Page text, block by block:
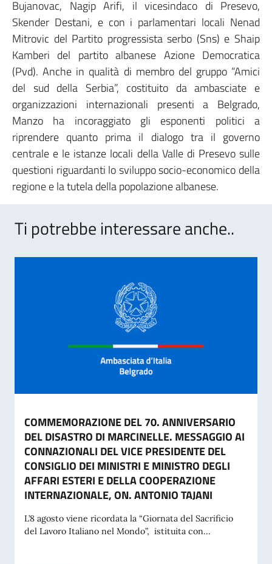
Bujanovac, Nagip Arifi, il vicesindaco di Presevo,
Skender Destani, e con i parlamentari locali Nenad
Mitrovic del Partito progressista serbo (Sns) e Shaip
Kamberi del partito albanese Azione Democratica
(Pvd). Anche in qualità di membro del gruppo “Amici
del sud della Serbia”, costituito da ambasciate e
organizzazioni internazionali presenti a Belgrado,
Manzo ha incoraggiato gli esponenti politici a
riprendere quanto prima il dialogo tra il governo
centrale e le istanze locali della Valle di Presevo sulle
questioni riguardanti lo sviluppo socio-economico della
regione e la tutela della popolazione albanese.
Ti potrebbe interessare anche..
COMMEMORAZIONE DEL 70. ANNIVERSARIO
DEL DISASTRO DI MARCINELLE. MESSAGGIO AI
CONNAZIONALI DEL VICE PRESIDENTE DEL
CONSIGLIO DEI MINISTRI E MINISTRO DEGLI
AFFARI ESTERI E DELLA COOPERAZIONE
INTERNAZIONALE, ON. ANTONIO TAJANI
L’8 agosto viene ricordata la “Giornata del Sacrificio
del Lavoro Italiano nel Mondo”, istituita con...